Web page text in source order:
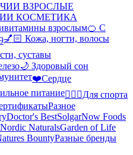
ВЗРОСЛЫЕ
КОСМЕТИКА
взрослым🍊 С
💅🏻 Кожа, ногти, волосы
суставы
🌙 Здоровый сон
❤️Сердце
питание🤸🏻‍♀️Для спорта
Разное
Doctor's BestSolgarNow Foods
Nordic NaturalsGarden of Life
BountyРазные бренды